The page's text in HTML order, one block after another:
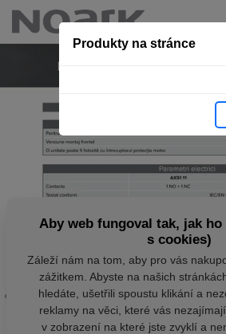
Produkty na stránce
Aby web fungoval tak, jak
s cookies)
Záleží nám na tom, aby pro vás
zážitkem. Abyste na našich
hledáte, ušetřili spoustu klikání a
reklamy na věci, které vás
v zobrazení na které jste zvyklí a